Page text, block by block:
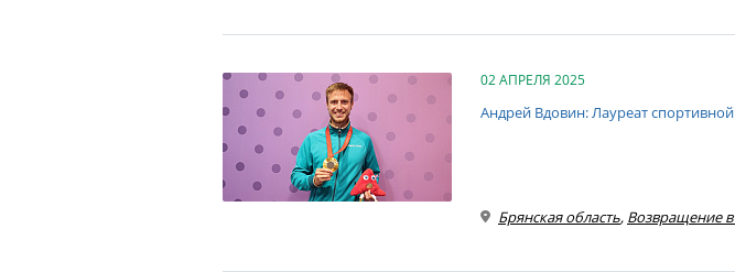
02 АПРЕЛЯ 2025
Андрей Вдовин: Лауреат
Брянская область, Возвращение